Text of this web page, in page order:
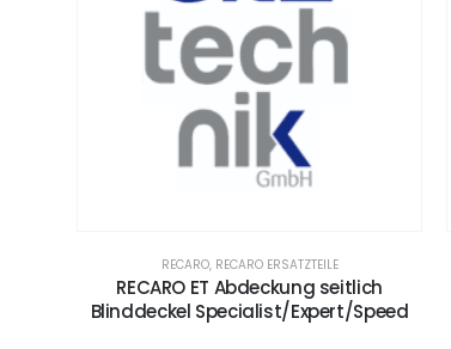
RECARO, RECARO ERSATZTEILE
RECARO ET Abdeckung seitlich
Blinddeckel Specialist/Expert/Speed